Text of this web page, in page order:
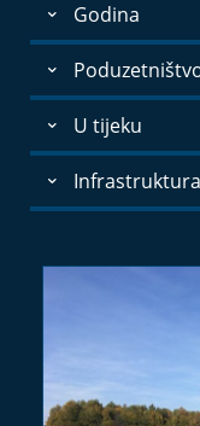
Godina
U tijeku
Infrastruktura